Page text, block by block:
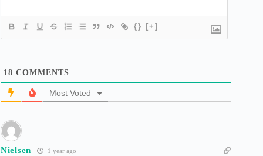
{} [+]
18 COMMENTS
Most Voted
Nielsen 1 year ago